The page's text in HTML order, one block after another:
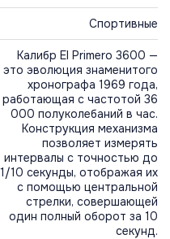
Спортивные
Калибр El Primero 3600 —
это эволюция знаменитого
хронографа 1969 года,
работающая с частотой 36
000 полуколебаний в час.
Конструкция механизма
позволяет измерять
интервалы с точностью до
1/10 секунды, отображая их
с помощью центральной
стрелки, совершающей
один полный оборот за 10
секунд.